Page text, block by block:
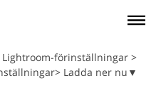
Lightroom-förinställningar >
Ladda ner nu▼